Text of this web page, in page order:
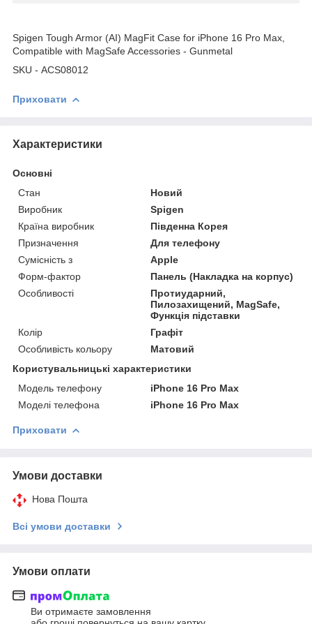
Spigen Tough Armor (AI) MagFit Case for iPhone 16 Pro Max,
Compatible with MagSafe Accessories - Gunmetal
SKU - ACS08012
Приховати
Характеристики
Основні
Стан
Новий
Виробник
Spigen
Країна виробник
Південна Корея
Призначення
Для телефону
Сумісність з
Apple
Форм-фактор
Панель (Накладка на корпус)
Особливості
Протиударний,
Пилозахищений, MagSafe,
Функція підставки
Колір
Графіт
Особливість кольору
Матовий
Користувальницькі характеристики
Модель телефону
iPhone 16 Pro Max
Моделі телефона
iPhone 16 Pro Max
Приховати
Умови доставки
Нова Пошта
Всі умови доставки
Умови оплати
Ви отримаєте замовлення